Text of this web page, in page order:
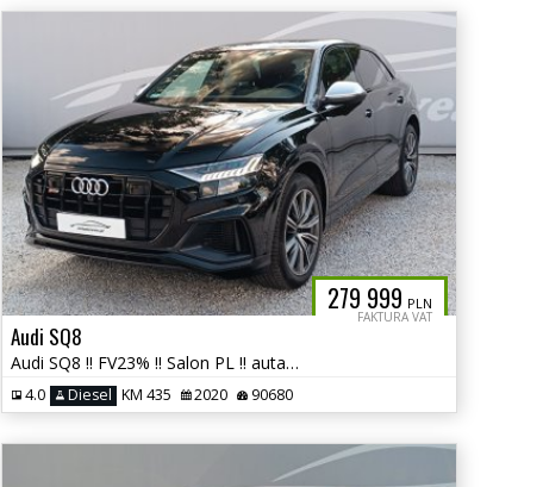
279 999 PLN
FAKTURA VAT
Audi SQ8
Audi SQ8 !! FV23% !! Salon PL !! autaniszowe.pl
4.0 Diesel KM 435 2020 90680